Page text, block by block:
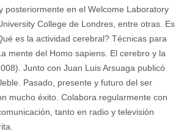
posteriormente en el Welcome Laboratory
College de Londres, entre otras. Es
es la actividad cerebral? Técnicas para
mente del Homo sapiens. El cerebro y la
Junto con Juan Luis Arsuaga publicó
Pasado, presente y futuro del ser
mucho éxito. Colabora regularmente con
tanto en radio y televisión